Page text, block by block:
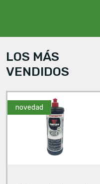
LOS MÁS
VENDIDOS
novedad